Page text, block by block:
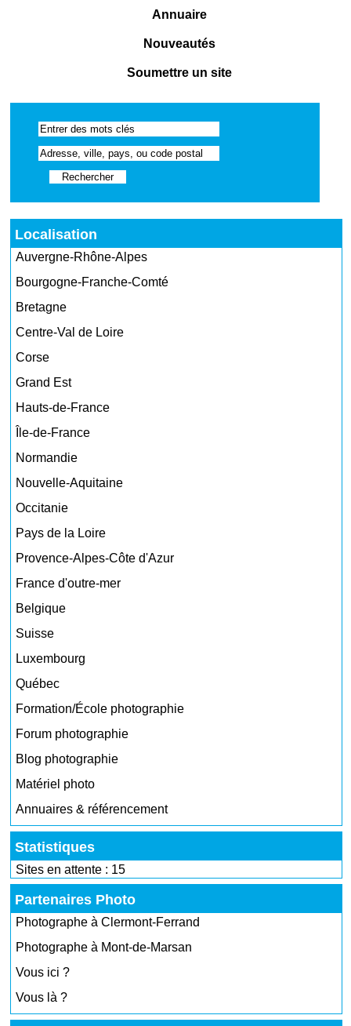
Annuaire
Nouveautés
Soumettre un site
Localisation
Auvergne-Rhône-Alpes
Bourgogne-Franche-Comté
Bretagne
Centre-Val de Loire
Corse
Grand Est
Hauts-de-France
Île-de-France
Normandie
Nouvelle-Aquitaine
Occitanie
Pays de la Loire
Provence-Alpes-Côte d'Azur
France d'outre-mer
Belgique
Suisse
Luxembourg
Québec
Formation/École photographie
Forum photographie
Blog photographie
Matériel photo
Annuaires & référencement
Statistiques
Sites en attente : 15
Partenaires Photo
Photographe à Clermont-Ferrand
Photographe à Mont-de-Marsan
Vous ici ?
Vous là ?